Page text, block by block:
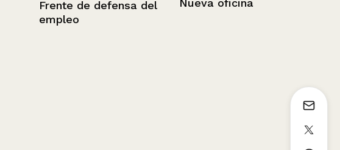
Frente de defensa del
Nueva oficina